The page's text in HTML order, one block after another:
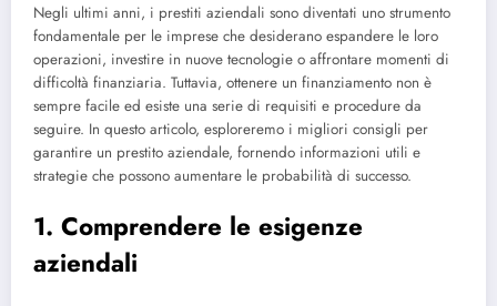
Negli ultimi anni, i prestiti aziendali sono diventati uno strumento
fondamentale per le imprese che desiderano espandere le loro
operazioni, investire in nuove tecnologie o affrontare momenti di
difficoltà finanziaria. Tuttavia, ottenere un finanziamento non è
sempre facile ed esiste una serie di requisiti e procedure da
seguire. In questo articolo, esploreremo i migliori consigli per
garantire un prestito aziendale, fornendo informazioni utili e
strategie che possono aumentare le probabilità di successo.
1. Comprendere le esigenze
aziendali